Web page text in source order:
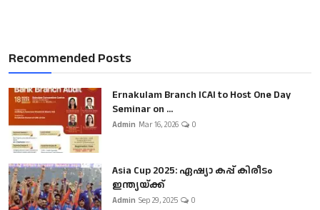
Recommended Posts
Ernakulam Branch ICAI to Host One Day
Seminar on ...
Admin Mar 16, 2026 0
Asia Cup 2025: ഏഷ്യാ കപ്പ് കിരീടം
ഇന്ത്യയ്ക്ക്
Admin Sep 29, 2025 0